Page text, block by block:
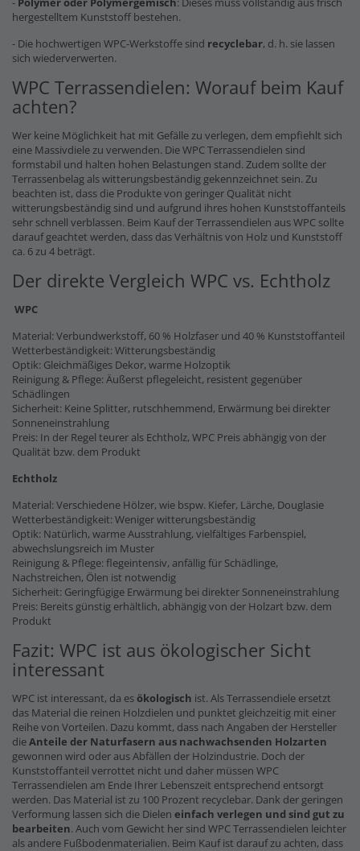
hergestelltem Kunststoff bestehen.
- Die hochwertigen WPC-Werkstoffe sind recyclebar, d. h. sie lassen
sich wiederverwerten.
WPC Terrassendielen: Worauf beim Kauf
achten?
Wer keine Möglichkeit hat mit Gefälle zu verlegen, dem empfiehlt sich
eine Massivdiele zu verwenden. Die WPC Terrassendielen sind
formstabil und halten hohen Belastungen stand. Zudem sollte der
Terrassenbelag als witterungsbeständig gekennzeichnet sein. Zu
beachten ist, dass die Produkte von geringer Qualität nicht
witterungsbeständig sind und aufgrund ihres hohen Kunststoffanteils
sehr schnell verblassen. Beim Kauf der Terrassendielen aus WPC sollte
darauf geachtet werden, dass das Verhältnis von Holz und Kunststoff
ca. 6 zu 4 beträgt.
Der direkte Vergleich WPC vs. Echtholz
WPC
Material: Verbundwerkstoff, 60 % Holzfaser und 40 % Kunststoffanteil
Wetterbeständigkeit: Witterungsbeständig
Optik: Gleichmäßiges Dekor, warme Holzoptik
Reinigung & Pflege: Äußerst pflegeleicht, resistent gegenüber
Schädlingen
Sicherheit: Keine Splitter, rutschhemmend, Erwärmung bei direkter
Sonneneinstrahlung
Preis: In der Regel teurer als Echtholz, WPC Preis abhängig von der
Qualität bzw. dem Produkt
Echtholz
Material: Verschiedene Hölzer, wie bspw. Kiefer, Lärche, Douglasie
Wetterbeständigkeit: Weniger witterungsbeständig
Optik: Natürlich, warme Ausstrahlung, vielfältiges Farbenspiel,
abwechslungsreich im Muster
Reinigung & Pflege: flegeintensiv, anfällig für Schädlinge,
Nachstreichen, Ölen ist notwendig
Sicherheit: Geringfügige Erwärmung bei direkter Sonneneinstrahlung
Preis: Bereits günstig erhältlich, abhängig von der Holzart bzw. dem
Produkt
Fazit: WPC ist aus ökologischer Sicht
interessant
WPC ist interessant, da esökologisch ist. Als Terrassendiele ersetzt
das Material die reinen Holzdielen und punktet gleichzeitig mit einer
Reihe von Vorteilen. Dazu kommt, dass nach Angaben der Hersteller
dieAnteile der Naturfasern aus nachwachsenden Holzarten
gewonnen wird oder aus Abfällen der Holzindustrie. Doch der
Kunststoffanteil verrottet nicht und daher müssen WPC
Terrassendielen am Ende Ihrer Lebenszeit entsprechend entsorgt
werden. Das Material ist zu 100 Prozent recyclebar. Dank der geringen
Verformung lassen sich die Dielen einfach verlegen und sind gut zu
bearbeiten. Auch vom Gewicht her sind WPC Terrassendielen leichter
als andere Fußbodenmaterialien. Beim Kauf ist darauf zu achten, dass